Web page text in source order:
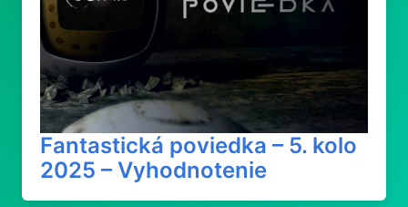
Fantastická poviedka – 5. kolo
2025 – Vyhodnotenie